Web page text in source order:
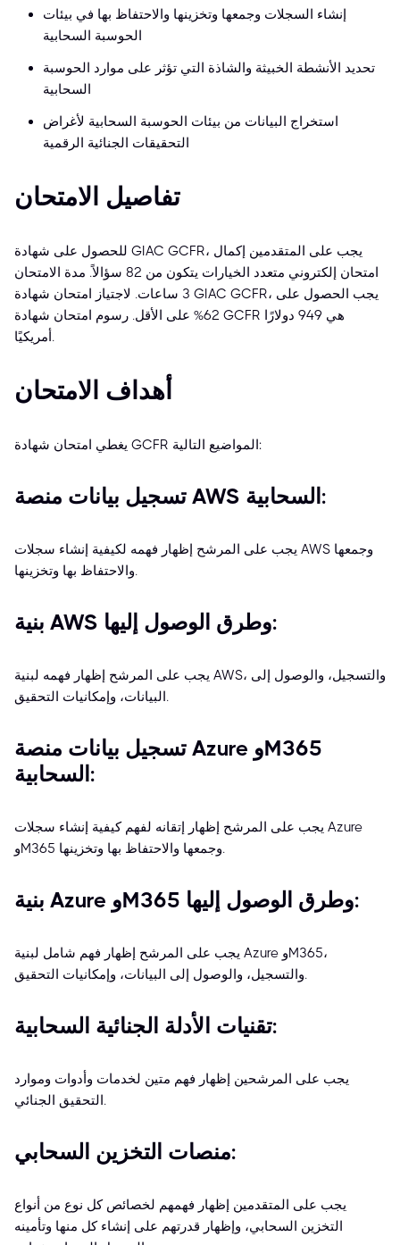
إنشاء السجلات وجمعها وتخزينها والاحتفاظ بها في بيئات
الحوسبة السحابية
تحديد الأنشطة الخبيثة والشاذة التي تؤثر على موارد الحوسبة
السحابية
استخراج البيانات من بيئات الحوسبة السحابية لأغراض
التحقيقات الجنائية الرقمية
تفاصيل الامتحان
للحصول على شهادة GIAC GCFR، يجب على المتقدمين إكمال
امتحان إلكتروني متعدد الخيارات يتكون من 82 سؤالاً. مدة الامتحان
3 ساعات. لاجتياز امتحان شهادة GIAC GCFR، يجب الحصول على
62% على الأقل. رسوم امتحان شهادة GCFR هي 949 دولارًا
أمريكيًا.
أهداف الامتحان
يغطي امتحان شهادة GCFR المواضيع التالية:
تسجيل بيانات منصة AWS السحابية:
يجب على المرشح إظهار فهمه لكيفية إنشاء سجلات AWS وجمعها
والاحتفاظ بها وتخزينها.
بنية AWS وطرق الوصول إليها:
يجب على المرشح إظهار فهمه لبنية AWS، والتسجيل، والوصول إلى
البيانات، وإمكانيات التحقيق.
تسجيل بيانات منصة Azure وM365
السحابية:
يجب على المرشح إظهار إتقانه لفهم كيفية إنشاء سجلات Azure
وM365 وجمعها والاحتفاظ بها وتخزينها.
بنية Azure وM365 وطرق الوصول إليها:
يجب على المرشح إظهار فهم شامل لبنية Azure وM365،
والتسجيل، والوصول إلى البيانات، وإمكانيات التحقيق.
تقنيات الأدلة الجنائية السحابية:
يجب على المرشحين إظهار فهم متين لخدمات وأدوات وموارد
التحقيق الجنائي.
منصات التخزين السحابي:
يجب على المتقدمين إظهار فهمهم لخصائص كل نوع من أنواع
التخزين السحابي، وإظهار قدرتهم على إنشاء كل منها وتأمينه